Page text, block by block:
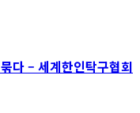
다 – 세계한인탁구협회